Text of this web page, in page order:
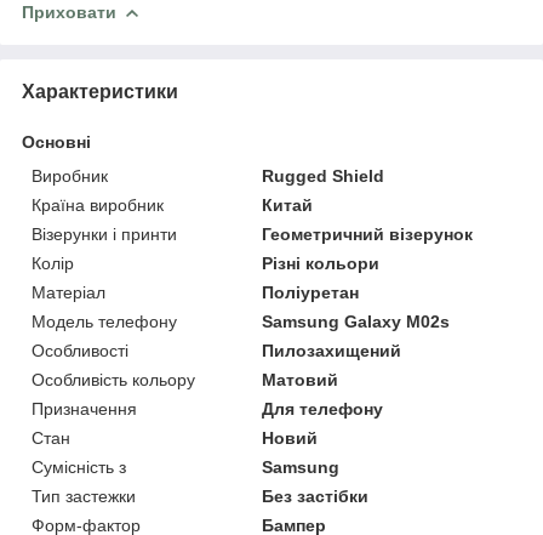
Приховати
Характеристики
Основні
Виробник
Rugged Shield
Країна виробник
Китай
Візерунки і принти
Геометричний візерунок
Колір
Різні кольори
Матеріал
Поліуретан
Модель телефону
Samsung Galaxy M02s
Особливості
Пилозахищений
Особливість кольору
Матовий
Призначення
Для телефону
Стан
Новий
Сумісність з
Samsung
Тип застежки
Без застібки
Форм-фактор
Бампер